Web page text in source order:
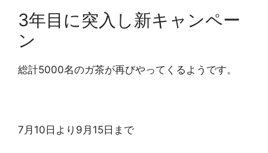
3年目に突入し新キャンペー
ン
総計5000名のガ茶が再びやってくるようです。
7月10日より9月15日まで